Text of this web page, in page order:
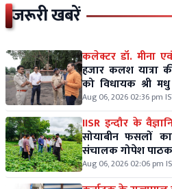
जरूरी खबरें
कलेक्टर डॉ. मीना
हजार कलश यात्रा
को विधायक श्री
विशाल कलश यात्रा।
Aug 06, 2026 02:36 pm
सोयाबीन फसलों
संचालक गोपेश पाठक
Aug 06, 2026 02:06 pm